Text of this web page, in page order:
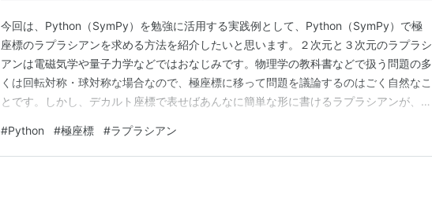
今回は、Python（SymPy）を勉強に活用する実践例として、Python（SymPy）で極
座標のラプラシアンを求める方法を紹介したいと思います。２次元と３次元のラプラシ
アンは電磁気学や量子力学などではおなじみです。物理学の教科書などで扱う問題の多
くは回転対称・球対称な場合なので、極座標に移って問題を議論するのはごく自然なこ
とです。しかし、デカルト座標で表せばあんなに簡単な形に書けるラプラシアンが、ひ
導出するのにもちょっと手間がかかって、あっちのサインとこっちのコサインがキャン
セルしたり組み合わさったり、すったもん…
#Python #極座標 #ラプラシアン